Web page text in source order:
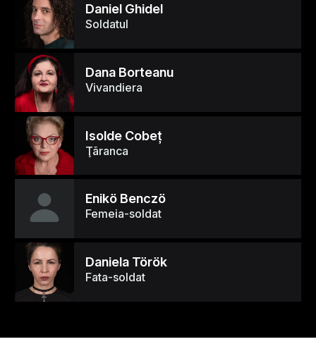
Daniel Ghidel
Soldatul
Dana Borteanu
Vivandiera
Isolde Cobeţ
Ţãranca
Enikö Benczö
Femeia-soldat
Daniela Török
Fata-soldat